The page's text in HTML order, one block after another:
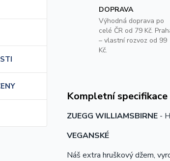
DOPRAVA
Výhodná doprava po
celé ČR od 79 Kč.
– vlastní rozvoz od 99
Kč.
Kompletní specifikace
ZUEGG WILLIAMSBIRNE-
VEGANSKÉ
Náš extra hruškový džem,